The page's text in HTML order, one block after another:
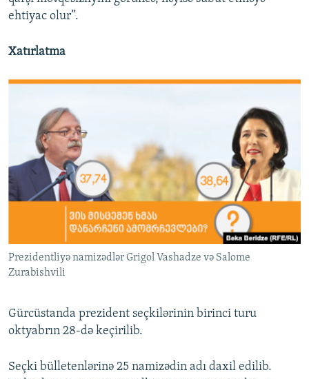
ehtiyac olur”.
Xatırlatma
Prezidentliyə namizədlər Grigol Vashadze və Salome
Zurabishvili
​Gürcüstanda prezident seçkilərinin birinci turu
oktyabrın 28-də keçirilib.
Seçki bülletenlərinə 25 namizədin adı daxil edilib.